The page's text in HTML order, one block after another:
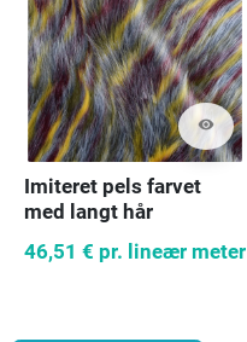
visibility
Imiteret pels farvet
med langt hår
46,51 € pr. lineær meter